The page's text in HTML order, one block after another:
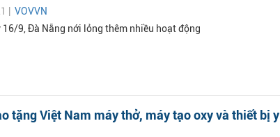
| VOVVN
16/9, Đà Nẵng nới lỏng thêm nhiều hoạt động
tặng Việt Nam máy thở, máy tạo oxy và thiết bị y